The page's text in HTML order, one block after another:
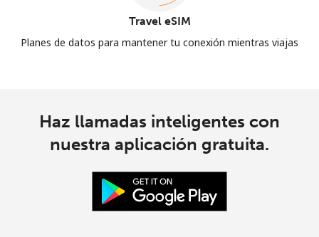
Travel eSIM
Planes de datos para mantener tu conexión mientras viajas
Haz llamadas inteligentes con
nuestra aplicación gratuita.